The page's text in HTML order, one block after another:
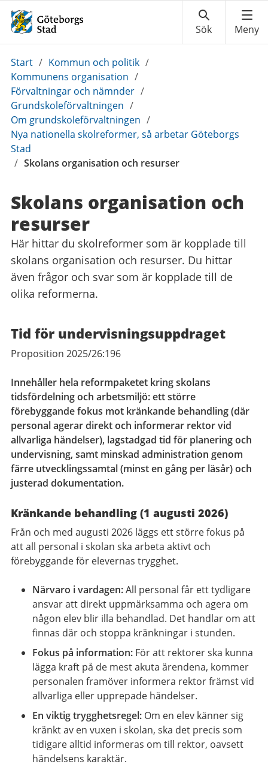
Du
är
här:
Start / Kommun och politik /
Kommunens organisation /
Förvaltningar och nämnder /
Grundskoleförvaltningen /
Om grundskoleförvaltningen /
Nya nationella skolreformer, så arbetar Göteborgs
Stad
/ Skolans organisation och resurser
Skolans organisation och
resurser
Här hittar du skolreformer som är kopplade till
skolans organisation och resurser. Du hittar
även frågor och svar som är kopplade till de
olika reformerna.
Tid för undervisningsuppdraget
Proposition 2025/26:196
Innehåller hela reformpaketet kring skolans
tidsfördelning och arbetsmiljö: ett större
förebyggande fokus mot kränkande behandling (där
personal agerar direkt och informerar rektor vid
allvarliga händelser), lagstadgad tid för planering och
undervisning, samt minskad administration genom
färre utvecklingssamtal (minst en gång per läsår) och
justerad dokumentation.
Kränkande behandling (1 augusti 2026)
Från och med augusti 2026 läggs ett större fokus på
att all personal i skolan ska arbeta aktivt och
förebyggande för elevernas trygghet.
Närvaro i vardagen:All personal får ett tydligare
ansvar att direkt uppmärksamma och agera om
någon elev blir illa behandlad. Det handlar om att
finnas där och stoppa kränkningar i stunden.
Fokus på information: För att rektorer ska kunna
lägga kraft på de mest akuta ärendena, kommer
personalen framöver informera rektor främst vid
allvarliga eller upprepade händelser.
En viktig trygghetsregel: Om en elev känner sig
kränkt av en vuxen i skolan, ska det precis som
tidigare alltid informeras om till rektor, oavsett
händelsens karaktär.